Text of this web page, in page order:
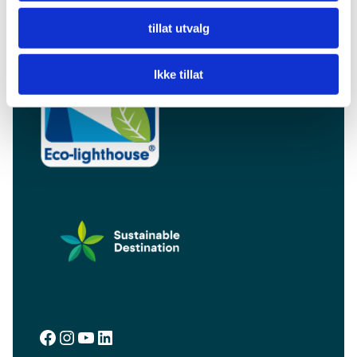
tillat utvalg
Ikke tillat
Facebook
Instagram
YouTube
LinkedIn